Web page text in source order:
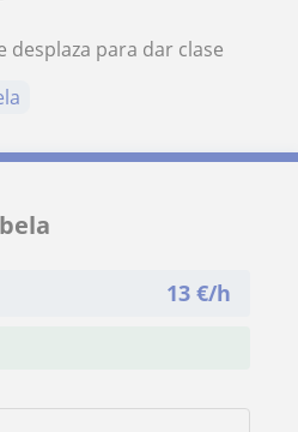
desplaza para dar clase
13 €/h